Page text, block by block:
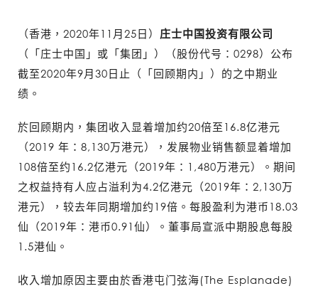
（香港，2020年11月25日） 庄士中国投资有限公司
（「庄士中国」或「集团」）（股份代号：0298）公布
截至2020年9月30日止（「回顾期内」）的之中期业
绩。
於回顾期内，集团收入显着增加约20倍至16.8亿港元
（2019 年：8,130万港元），发展物业销售额显着增加
108倍至约16.2亿港元（2019年：1,480万港元）。期间
之权益持有人应占溢利为4.2亿港元（2019年：2,130万
港元），较去年同期增加约19倍。每股盈利为港币18.03
仙（2019年：港币0.91仙）。董事局宣派中期股息每股
1.5港仙。
收入增加原因主要由於香港屯门弦海(The Esplanade)